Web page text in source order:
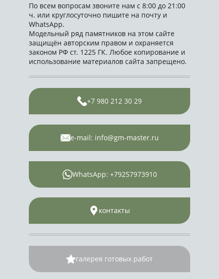
По всем вопросам звоните нам с 8:00 до 21:00
ч. или круглосуточно пишите на почту и
WhatsApp.
Модельный ряд памятников на этом сайте
защищён авторским правом и охраняется
законом РФ ст. 1225 ГК. Любое копирование и
использование материалов сайта запрещено.
+7 980 212 30 29
e-mail: info@gm-master.ru
WhatsApp: +79257973910
контакты
галерея готовых работ